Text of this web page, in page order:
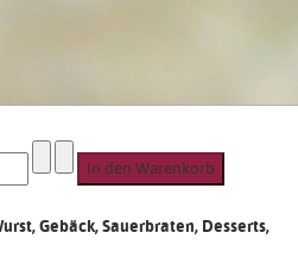
Gebäck, Sauerbraten, Desserts,